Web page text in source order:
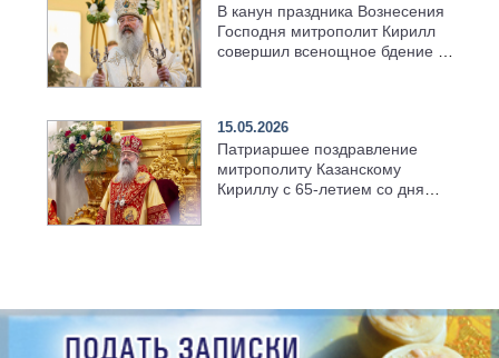
В канун праздника Вознесения
Господня митрополит Кирилл
совершил всенощное бдение в
15.05.2026
Патриаршее поздравление
митрополиту Казанскому
Кириллу с 65-летием со дня